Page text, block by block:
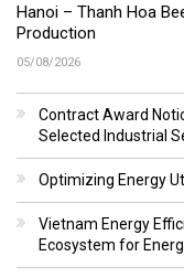
Hanoi – Thanh Hoa
Production
05/08/2026
Contract Award
Selected Industrial
Optimizing Energy
Vietnam Energy
Ecosystem for